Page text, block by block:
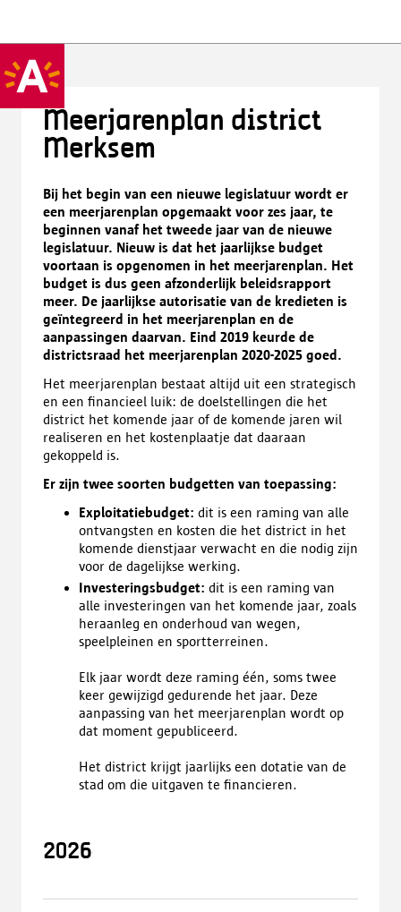
Meerjarenplan district
Merksem
Bij het begin van een nieuwe legislatuur wordt er
een meerjarenplan opgemaakt voor zes jaar, te
beginnen vanaf het tweede jaar van de nieuwe
legislatuur. Nieuw is dat het jaarlijkse budget
voortaan is opgenomen in het meerjarenplan. Het
budget is dus geen afzonderlijk beleidsrapport
meer. De jaarlijkse autorisatie van de kredieten is
geïntegreerd in het meerjarenplan en de
aanpassingen daarvan. Eind 2019 keurde de
districtsraad het meerjarenplan 2020-2025 goed.
Het meerjarenplan bestaat altijd uit een strategisch
en een financieel luik: de doelstellingen die het
district het komende jaar of de komende jaren wil
realiseren en het kostenplaatje dat daaraan
gekoppeld is.
Er zijn twee soorten budgetten van toepassing:
Exploitatiebudget: dit is een raming van alle
ontvangsten en kosten die het district in het
komende dienstjaar verwacht en die nodig zijn
voor de dagelijkse werking.
Investeringsbudget: dit is een raming van
alle investeringen van het komende jaar, zoals
heraanleg en onderhoud van wegen,
speelpleinen en sportterreinen.
Elk jaar wordt deze raming één, soms twee
keer gewijzigd gedurende het jaar. Deze
aanpassing van het meerjarenplan wordt op
dat moment gepubliceerd.
Het district krijgt jaarlijks een dotatie van de
stad om die uitgaven te financieren.
2026